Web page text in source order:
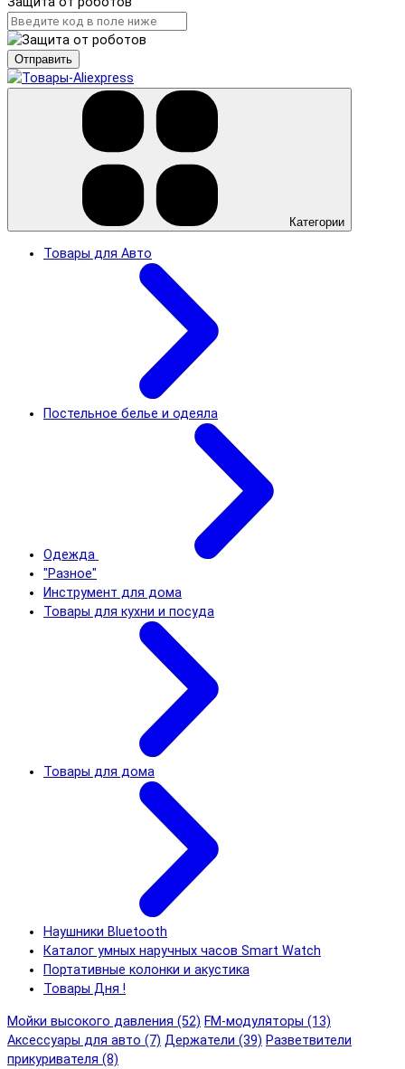
Отправить
Категории
Товары для Авто
Постельное белье и одеяла
Одежда
"Разное"
Инструмент для дома
Товары для кухни и посуда
Товары для дома
Наушники Bluetooth
Каталог умных наручных часов Smart Watch
Портативные колонки и акустика
Товары Дня !
Мойки высокого давления (52) FM-модуляторы (13)
Аксессуары для авто (7) Держатели (39) Разветвители
прикуривателя (8)